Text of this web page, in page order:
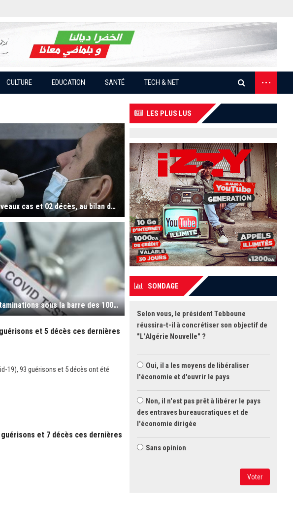
CULTURE EDUCATION SANTÉ TECH & NET ...
Coronavirus : 105 nouveaux cas et 02 décès, au bilan des dernières 24 heures en Algérie
Coronavirus : les contaminations sous la barre des 100 ; la décantation enfin ?
et 5 décès ces dernières
19), 93 guérisons et 5 décès ont été
et 7 décès ces dernières
LES PLUS LUS
SONDAGE
Selon vous, le président Tebboune
réussira-t-il à concrétiser son objectif de
"L'Algérie Nouvelle" ?
Oui, il a les moyens de libéraliser
l'économie et d'ouvrir le pays
Non, il n'est pas prêt à libérer le pays
des entraves bureaucratiques et de
l'économie dirigée
Sans opinion
Voter